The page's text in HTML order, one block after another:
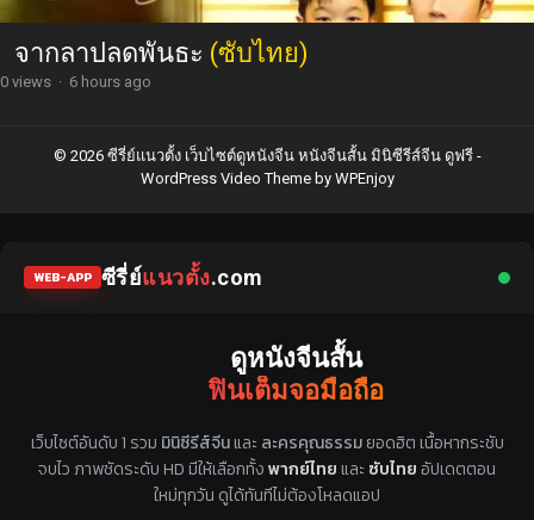
จากลาปลดพันธะ (ซับไทย)
0 views · 6 hours ago
© 2026 ซีรี่ย์แนวตั้ง เว็บไซต์ดูหนังจีน หนังจีนสั้น มินิซีรีส์จีน ดูฟรี -
WordPress Video Themeby WPEnjoy
WEB-APP ซีรี่ย์แนวตั้ง.com
ดูหนังจีนสั้น
ฟินเต็มจอมือถือ
เว็บไซต์อันดับ 1 รวม มินิซีรีส์จีนและ ละครคุณธรรมยอดฮิต เนื้อหากระชับ
จบไว ภาพชัดระดับ HD มีให้เลือกทั้งพากย์ไทยและ ซับไทยอัปเดตตอน
ใหม่ทุกวัน ดูได้ทันทีไม่ต้องโหลดแอป